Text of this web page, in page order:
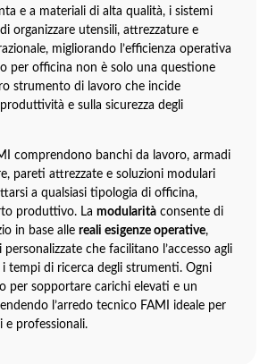
e a materiali di alta qualità, i sistemi
organizzare utensili, attrezzature e
migliorando l’efficienza operativa
per officina non è solo una questione
strumento di lavoro che incide
e sulla sicurezza degli
comprendono banchi da lavoro, armadi
pareti attrezzate e soluzioni modulari
a qualsiasi tipologia di officina,
produttivo. Lamodularità consente di
in base allereali esigenze operative,
che facilitano l’accesso agli
tempi di ricerca degli strumenti. Ogni
per sopportare carichi elevati e un
l’arredo tecnico FAMI ideale per
e professionali.